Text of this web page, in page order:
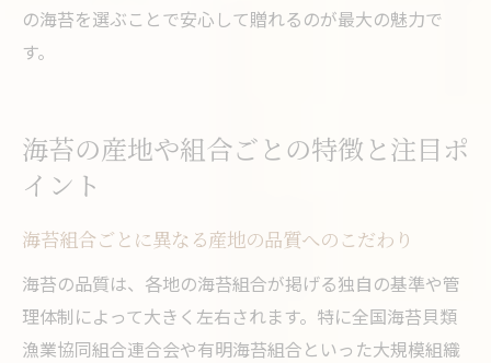
の海苔を選ぶことで安心して贈れるのが最大の魅力で
す。
海苔の産地や組合ごとの特徴と注目ポ
イント
海苔組合ごとに異なる産地の品質へのこだわり
海苔の品質は、各地の海苔組合が掲げる独自の基準や管
理体制によって大きく左右されます。特に全国海苔貝類
漁業協同組合連合会や有明海苔組合といった大規模組織